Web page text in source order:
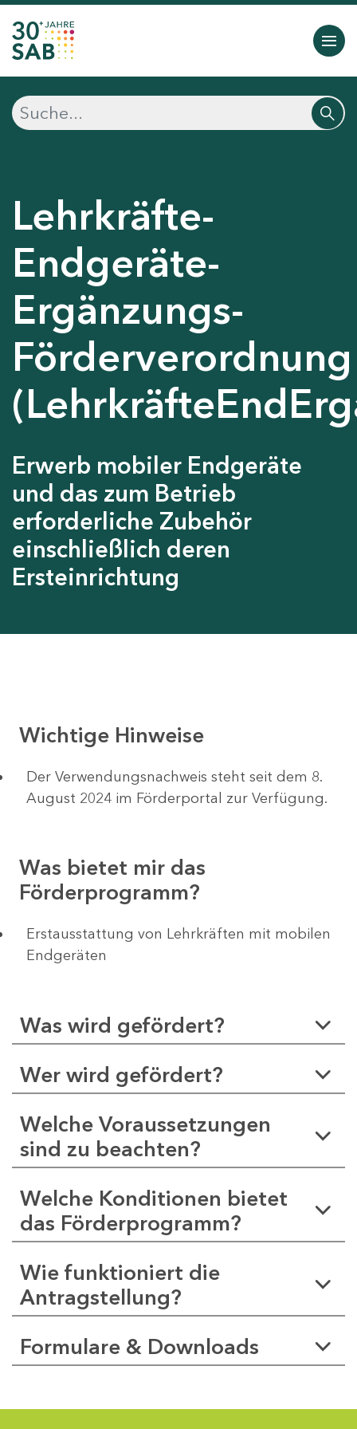
Lehrkräfte-
Endgeräte-
Ergänzungs-
Förderverordnung
Erwerb mobiler Endgeräte
und das zum Betrieb
erforderliche Zubehör
einschließlich deren
Ersteinrichtung
Wichtige Hinweise
Der Verwendungsnachweis steht seit dem 8.
August 2024 im Förderportal zur Verfügung.
Was bietet mir das
Förderprogramm?
Erstausstattung von Lehrkräften mit mobilen
Endgeräten
Was wird gefördert?
Wer wird gefördert?
Welche Voraussetzungen
sind zu beachten?
Welche Konditionen bietet
das Förderprogramm?
Wie funktioniert die
Antragstellung?
Formulare & Downloads